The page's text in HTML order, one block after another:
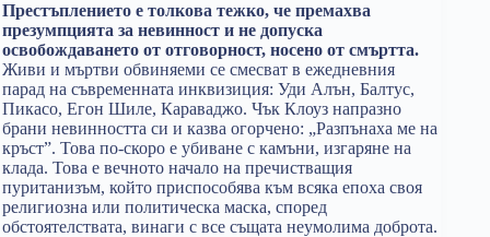
Престъплението е толкова тежко, че премахва
презумпцията за невинност и не допуска
освобождаването от отговорност, носено от смъртта.
Живи и мъртви обвиняеми се смесват в ежедневния
парад на съвременната инквизиция: Уди Алън, Балтус,
Пикасо, Егон Шиле, Караваджо. Чък Клоуз напразно
брани невинността си и казва огорчено: „Разпънаха ме на
кръст”. Това по-скоро е убиване с камъни, изгаряне на
клада. Това е вечното начало на пречистващия
пуританизъм, който приспособява към всяка епоха своя
религиозна или политическа маска, според
обстоятелствата, винаги с все същата неумолима доброта.